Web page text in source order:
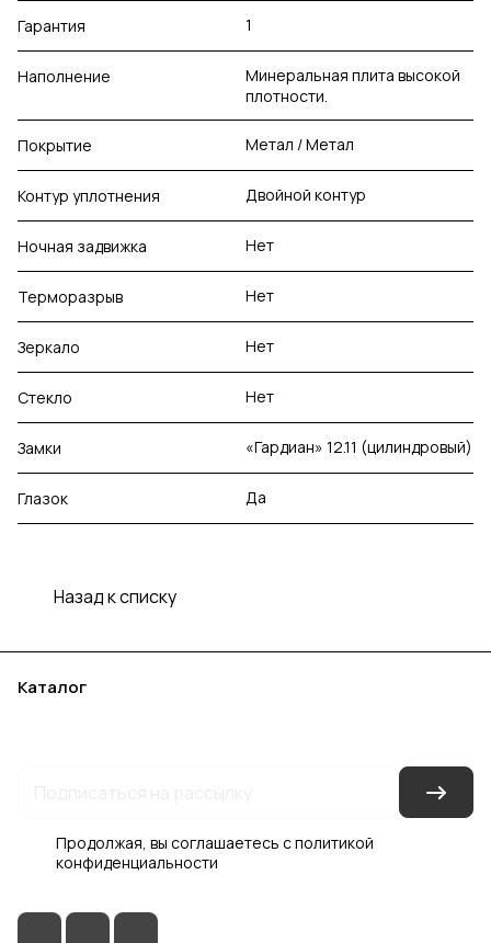
Гарантия 1
Наполнение
Минеральная плита высокой
плотности.
Покрытие Метал / Метал
Контур уплотнения Двойной контур
Ночная задвижка Нет
Терморазрыв Нет
Зеркало Нет
Стекло Нет
Замки «Гардиан» 12.11 (цилиндровый)
Глазок Да
Назад к списку
Каталог
Продолжая, вы соглашаетесь сполитикой
конфиденциальности